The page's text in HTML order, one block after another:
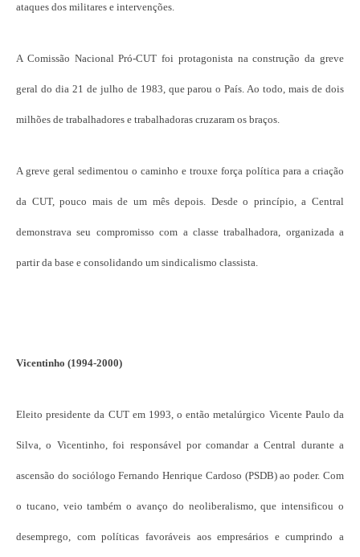
ataques dos militares e intervenções.
A Comissão Nacional Pró-CUT foi protagonista na construção da greve
geral do dia 21 de julho de 1983, que parou o País. Ao todo, mais de dois
milhões de trabalhadores e trabalhadoras cruzaram os braços.
A greve geral sedimentou o caminho e trouxe força política para a criação
da CUT, pouco mais de um mês depois. Desde o princípio, a Central
demonstrava seu compromisso com a classe trabalhadora, organizada a
partir da base e consolidando um sindicalismo classista.
Vicentinho (1994-2000)
Eleito presidente da CUT em 1993, o então metalúrgico Vicente Paulo da
Silva, o Vicentinho, foi responsável por comandar a Central durante a
ascensão do sociólogo Fernando Henrique Cardoso (PSDB) ao poder. Com
o tucano, veio também o avanço do neoliberalismo, que intensificou o
desemprego, com políticas favoráveis aos empresários e cumprindo a